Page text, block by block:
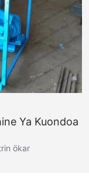
Ya Kuondoa
ökar